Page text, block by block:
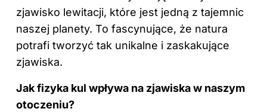
zjawisko lewitacji, które jest jedną z tajemnic
naszej planety. To fascynujące, że natura
potrafi tworzyć tak unikalne i zaskakujące
zjawiska.
Jak fizyka kul wpływa na zjawiska w naszym
otoczeniu?